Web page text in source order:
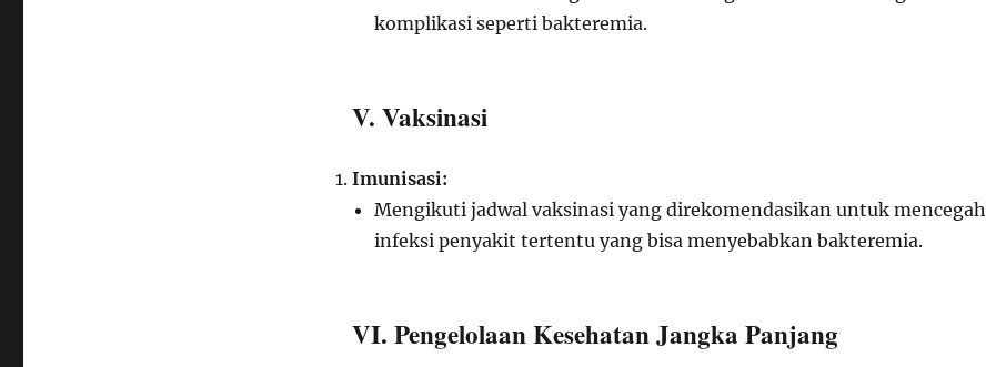
komplikasi seperti bakteremia.
V. Vaksinasi
Imunisasi:
Mengikuti jadwal vaksinasi yang direkomendasikan untuk mencegah
infeksi penyakit tertentu yang bisa menyebabkan bakteremia.
VI. Pengelolaan Kesehatan Jangka Panjang